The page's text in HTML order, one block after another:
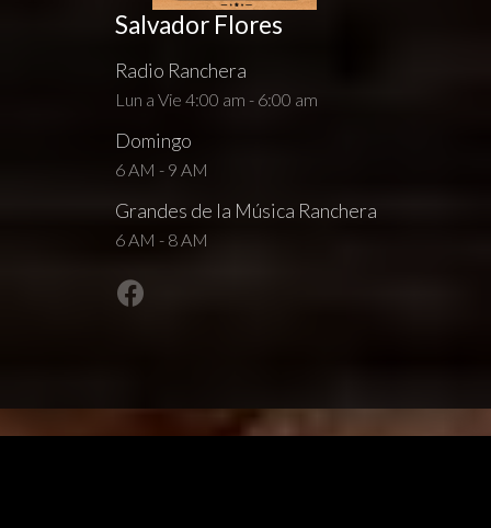
Salvador Flores
Radio Ranchera
Lun a Vie 4:00 am - 6:00 am
Domingo
6 AM - 9 AM
Grandes de la Música Ranchera
6 AM - 8 AM